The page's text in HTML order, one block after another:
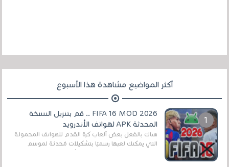
أكثر المواضيع مشاهدة هذا الأسبوع
FIFA 16 MOD 2026 .. قم بتنزيل النسخة
المحدثة APK لهواتف الأندرويد
هناك بالفعل بعض ألعاب كرة القدم للهواتف المحمولة
التي يمكنك لعبها رسميًا بتشكيلات مُحدثة لموسم